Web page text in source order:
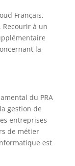
Français,
Recourir à un
la
du PRA
gestion de
entreprises
de métier
est